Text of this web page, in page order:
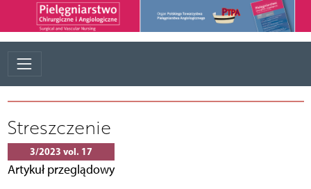
Streszczenie
3/2023 vol. 17
Artykuł przeglądowy